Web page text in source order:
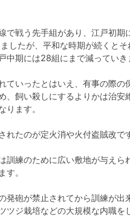
で戦う先手組があり、江戸初期
したが、平和な時期が続くと
中期には28組にまで減っていき
ていったとはいえ、有事の際の
、飼い殺しにするよりかは治安
ります。
れたのが定火消や火付盗賊改で
訓練のために広い敷地が与えら
す。
発砲が禁止されてから訓練が出
ツジ栽培などの大規模な内職を